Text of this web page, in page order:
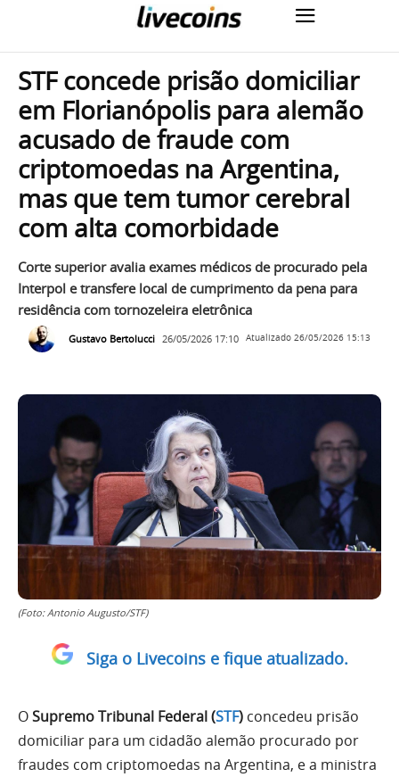
STF concede prisão domiciliar
em Florianópolis para alemão
acusado de fraude com
criptomoedas na Argentina,
mas que tem tumor cerebral
com alta comorbidade
Corte superior avalia exames médicos de procurado pela
Interpol e transfere local de cumprimento da pena para
residência com tornozeleira eletrônica
Gustavo Bertolucci 26/05/2026 17:10 Atualizado 26/05/2026 15:13
(Foto: Antonio Augusto/STF)
Siga o Livecoins e fique atualizado.
OSupremo Tribunal Federal (STF) concedeu prisão
domiciliar para um cidadão alemão procurado por
fraudes com criptomoedas na Argentina, e a ministra